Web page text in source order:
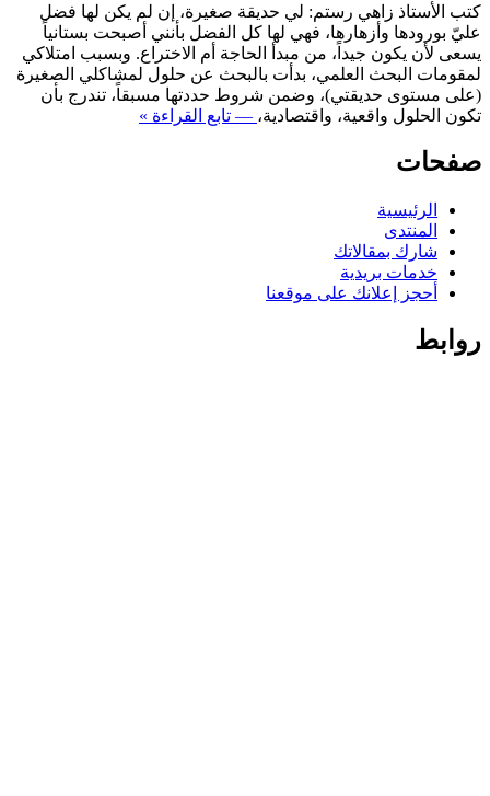
كتب الأستاذ زاهي رستم: لي حديقة صغيرة، إن لم يكن لها فضل
عليّ بورودها وأزهارها، فهي لها كل الفضل بأنني أصبحت بستانياً
يسعى لأن يكون جيداً، من مبدأ الحاجة أم الاختراع. وبسبب امتلاكي
لمقومات البحث العلمي، بدأت بالبحث عن حلول لمشاكلي الصغيرة
(على مستوى حديقتي)، وضمن شروط حددتها مسبقاً، تندرج بأن
تكون الحلول واقعية، واقتصادية، — تابع القراءة »
صفحات
الرئيسية
المنتدى
شارك بمقالاتك
خدمات بريدية
أحجز إعلانك على موقعنا
روابط